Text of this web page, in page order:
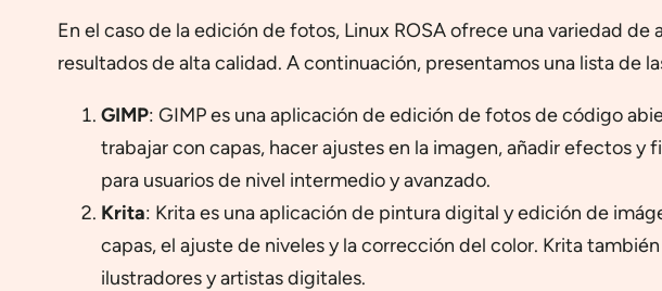
En el caso de la edición de fotos, Linux ROSA ofrece una variedad
resultados de alta calidad. A continuación, presentamos una lista de
GIMP: GIMP es una aplicación de edición de fotos de código
trabajar con capas, hacer ajustes en la imagen, añadir efectos
para usuarios de nivel intermedio y avanzado.
Krita: Krita es una aplicación de pintura digital y edición de
capas, el ajuste de niveles y la corrección del color. Krita
ilustradores y artistas digitales.